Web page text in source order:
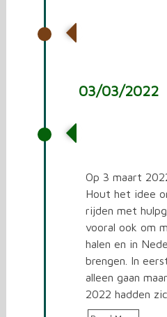
03/03/2022
Op 3 maart
Hout het idee
rijden met
vooral ook om
halen en in
brengen. In
alleen gaan
2022 hadden